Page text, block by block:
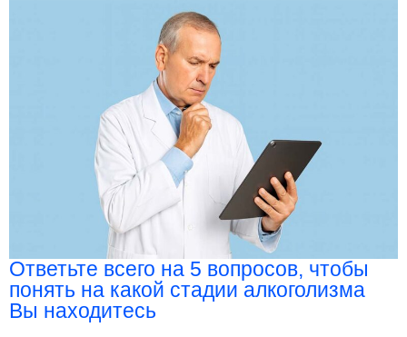
Ответьте всего на 5 вопросов, чтобы
понять на какой стадии алкоголизма
Вы находитесь